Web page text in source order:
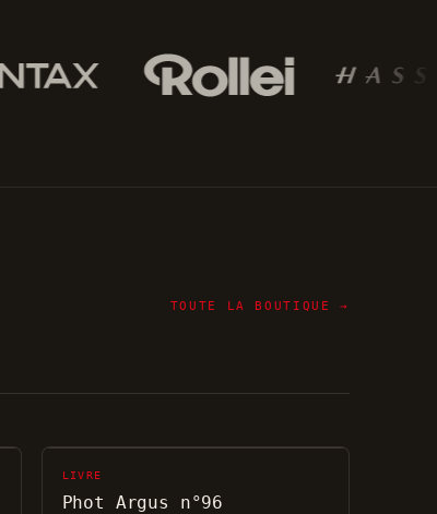
TOUTE LA BOUTIQUE →
LIVRE
Phot Argus n°96